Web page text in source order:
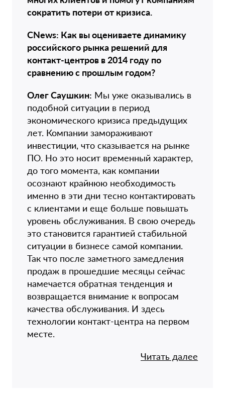
сократить потери от кризиса.
CNews: Как вы оцениваете динамику
российского рынка решений для
контакт-центров в 2014 году по
сравнению с прошлым годом?
Олег Саушкин: Мы уже оказывались в
подобной ситуации в период
экономического кризиса предыдущих
лет. Компании замораживают
инвестиции, что сказывается на рынке
ПО. Но это носит временный характер,
до того момента, как компании
осознают крайнюю необходимость
именно в эти дни тесно контактировать
с клиентами и еще больше повышать
уровень обслуживания. В свою очередь
это становится гарантией стабильной
ситуации в бизнесе самой компании.
Так что после заметного замедления
продаж в прошедшие месяцы сейчас
намечается обратная тенденция и
возвращается внимание к вопросам
качества обслуживания. И здесь
технологии контакт-центра на первом
месте.
Читать далее